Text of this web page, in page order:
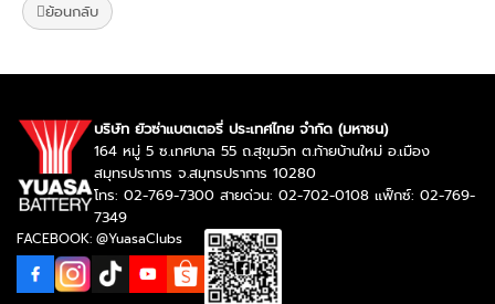
ย้อนกลับ
บริษัท ยัวซ่าแบตเตอรี่ ประเทศไทย จำกัด (มหาชน)
164 หมู่ 5 ซ.เทศบาล 55 ถ.สุขุมวิท ต.ท้ายบ้านใหม่ อ.เมือง
สมุทรปราการ จ.สมุทรปราการ 10280
โทร: 02-769-7300 สายด่วน: 02-702-0108 แฟ็กซ์: 02-769-
7349
FACEBOOK: @YuasaClubs